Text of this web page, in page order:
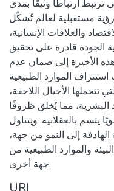
ترتبط ارتباطًا وثيقًا بمدى
مستقبلية لعالم تُشكّل
والعلاقات الإنسانية،
الجودة قادرة على تحقيق
الأخيرة إلى ضمان عدم
الموارد الطبيعية
تتحملها الأجيال اللاحقة،
البشرية، مما يُخلق ظروفًا
يتسم بالعقلانية. ويتناول
الهادفة إلى النمو من جهة،
والموارد الطبيعية من
جهة أخرى.
URI